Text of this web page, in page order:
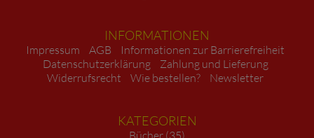
INFORMATIONEN
Impressum AGB
Informationen zur Barrierefreiheit
Datenschutzerklärung
Zahlung und Lieferung
Widerrufsrecht
Wie bestellen? Newsletter
KATEGORIEN
Bücher (35)